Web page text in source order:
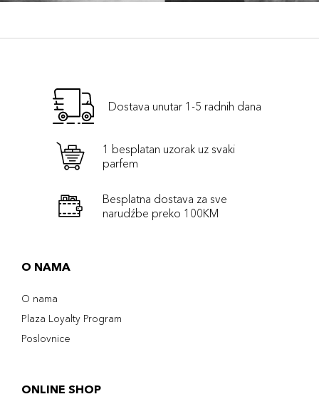
Dostava unutar 1-5 radnih dana
1 besplatan uzorak uz svaki
parfem
Besplatna dostava za sve
narudźbe preko 100KM
O NAMA
O nama
Plaza Loyalty Program
Poslovnice
ONLINE SHOP